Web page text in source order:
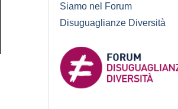
Siamo nel Forum
Disuguaglianze Diversità